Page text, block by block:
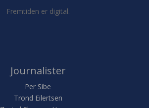
Fremtiden er digital.
Journalister
Per Sibe
Trond Eilertsen